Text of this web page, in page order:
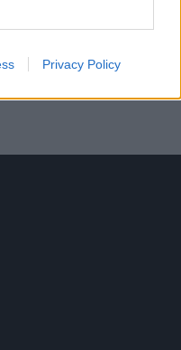
Privacy Policy